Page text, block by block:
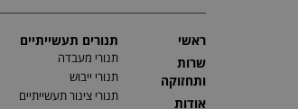
ראשי
שרות
ותחזוקה
אודות
תנורים תעשייתיים
תנורי מעבדה
תנורי ייבוש
תנורי צינור תעשייתיים